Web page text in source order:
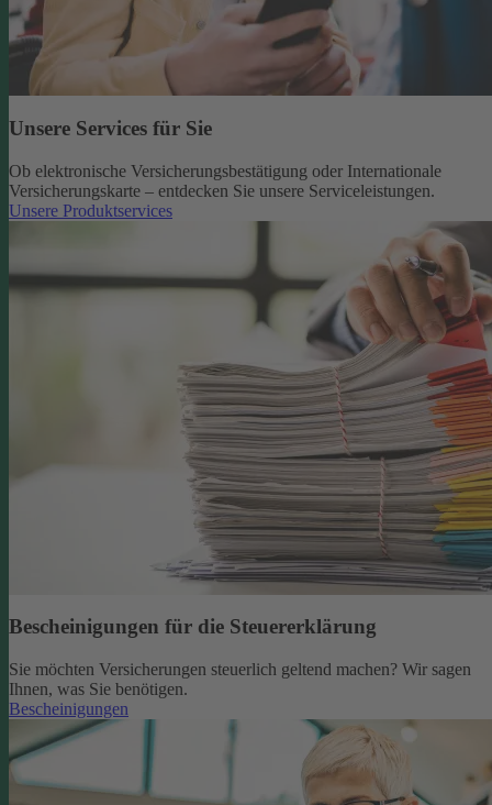
Unsere Services für Sie
Ob elektronische Versicherungsbestätigung oder Internationale
Versicherungskarte – entdecken Sie unsere Serviceleistungen.
Unsere Produktservices
Bescheinigungen für die Steuererklärung
Sie möchten Versicherungen steuerlich geltend machen? Wir sagen
Ihnen, was Sie benötigen.
Bescheinigungen